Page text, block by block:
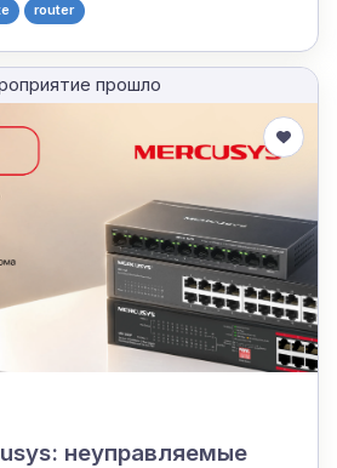
router
прошло
неуправляемые